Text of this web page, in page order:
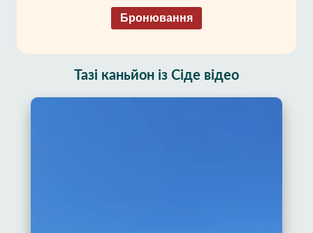
Бронювання
Тазі каньйон із Сіде відео